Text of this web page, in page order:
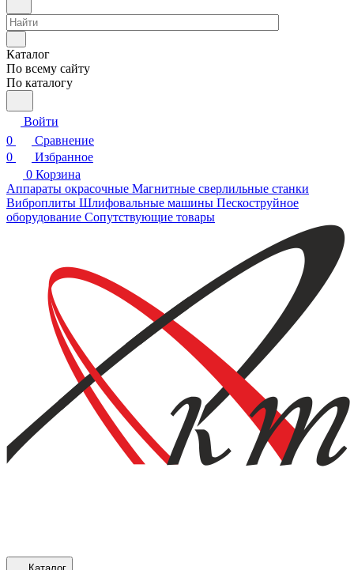
Каталог
По всему сайту
По каталогу
Войти
0
Сравнение
0
Избранное
0 Корзина
Аппараты окрасочные Магнитные сверлильные станки
Виброплиты Шлифовальные машины Пескоструйное
оборудование Сопутствующие товары